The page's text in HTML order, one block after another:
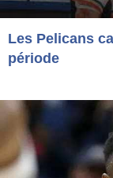
Les Pelicans
période